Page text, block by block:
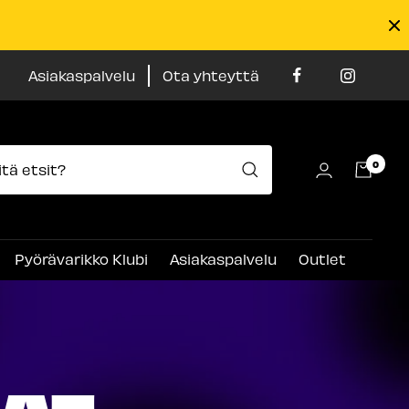
Asiakaspalvelu Ota yhteyttä
0
Pyörävarikko Klubi Asiakaspalvelu Outlet